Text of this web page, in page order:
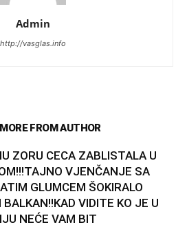
Admin
http://vasglas.info
MORE FROM AUTHOR
ZORU CECA ZABLISTALA U
VJENČANJE SA
GLUMCEM ŠOKIRALO
BALKAN!!KAD VIDITE KO JE U
NEĆE VAM BIT